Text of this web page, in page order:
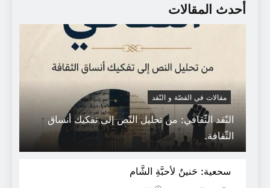
أحدث المقالات
مقالات في القصّة و النّقد
النّقد الثّقافي: من تحليل النّص إلى تفكيك أنساق
الثّقافة.
سحعية: حَنينٌ لأحبَّةِ الشَّام
مختارات من كُتب ومؤلفات الفيلسوف
والمفكر المغربي “محمد عـابـد الجـابــري”